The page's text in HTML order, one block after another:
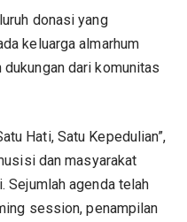
donasi yang
keluarga almarhum
dari komunitas
Hati, Satu Kepedulian”,
dan masyarakat
Sejumlah agenda telah
session, penampilan